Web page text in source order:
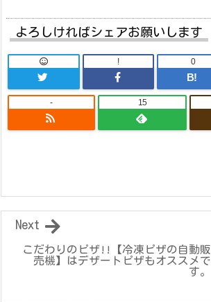
よろしければシェアお願いします
!
B!
0
- 15
こだわりのピザ!!【冷凍ピザの自動販
売機】はデザートピザもオススメで
す。
Next